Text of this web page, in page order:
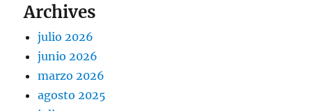
Archives
julio 2026
junio 2026
marzo 2026
agosto 2025